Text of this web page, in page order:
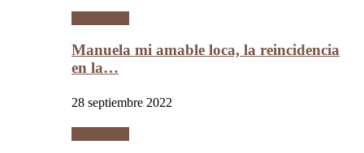
Manuela mi amable loca, la reincidencia
en la…
28 septiembre 2022